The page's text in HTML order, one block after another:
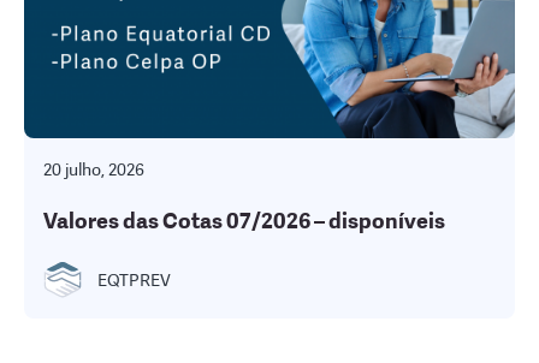
20 julho, 2026
Valores das Cotas 07/2026 – disponíveis
EQTPREV